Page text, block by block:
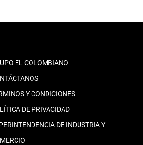
EL COLOMBIANO
Y CONDICIONES
DE PRIVACIDAD
DE INDUSTRIA Y